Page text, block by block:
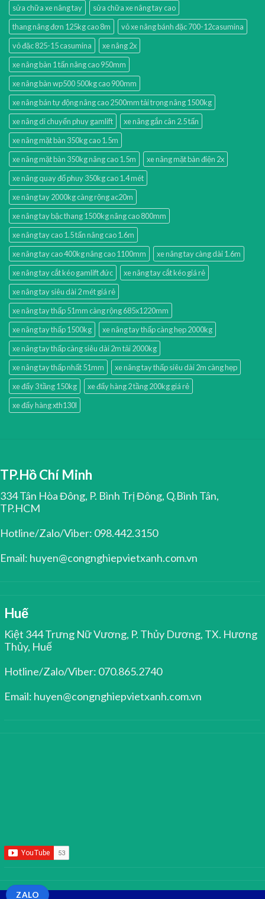
sửa chữa xe nâng tay
sửa chữa xe nâng tay cao
thang nâng đơn 125kg cao 8m
vỏ xe nâng bánh đặc 700-12casumina
vỏ đặc 825-15 casumina
xe nâng 2x
xe nâng bàn 1 tấn nâng cao 950mm
xe nâng bàn wp500 500kg cao 900mm
xe nâng bán tự động nâng cao 2500mm tải trọng nâng 1500kg
xe nâng di chuyển phuy gamlift
xe nâng gắn cân 2.5 tấn
xe nâng mặt bàn 350kg cao 1.5m
xe nâng mặt bàn 350kg nâng cao 1.5m
xe nâng mặt bàn điện 2x
xe nâng quay đổ phuy 350kg cao 1.4 mét
xe nâng tay 2000kg càng rộng ac20m
xe nâng tay bậc thang 1500kg nâng cao 800mm
xe nâng tay cao 1.5 tấn nâng cao 1.6m
xe nâng tay cao 400kg nâng cao 1100mm
xe nâng tay càng dài 1.6m
xe nâng tay cắt kéo gamlift đức
xe nâng tay cắt kéo giá rẻ
xe nâng tay siêu dài 2 mét giá rẻ
xe nâng tay thấp 51mm càng rộng 685x1220mm
xe nâng tay thấp 1500kg
xe nâng tay thấp càng hẹp 2000kg
xe nâng tay thấp càng siêu dài 2m tải 2000kg
xe nâng tay thấp nhất 51mm
xe nâng tay thấp siêu dài 2m càng hẹp
xe đẩy 3 tầng 150kg
xe đẩy hàng 2 tầng 200kg giá rẻ
xe đẩy hàng xth130l
TP.Hồ Chí Minh
334 Tân Hòa Đông, P. Bình Trị Đông, Q.Bình Tân,
TP.HCM
Hotline/Zalo/Viber: 098.442.3150
Email: huyen@congnghiepvietxanh.com.vn
Huế
Kiệt 344 Trưng Nữ Vương, P. Thủy Dương, TX. Hương
Thủy, Huế
Hotline/Zalo/Viber: 070.865.2740
Email: huyen@congnghiepvietxanh.com.vn
ZALO